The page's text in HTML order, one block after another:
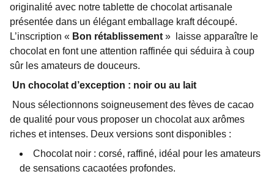
originalité avec notre tablette de chocolat artisanale
présentée dans un élégant emballage kraft découpé.
L’inscription « Bon rétablissement »
laisse apparaître le
chocolat en font une attention raffinée qui séduira à coup
sûr les amateurs de douceurs.
Un chocolat d’exception : noir ou au lait
Nous sélectionnons soigneusement des fèves de cacao
de qualité pour vous proposer un chocolat aux arômes
riches et intenses. Deux versions sont disponibles :
Chocolat noir : corsé, raffiné, idéal pour les amateurs
de sensations cacaotées profondes.